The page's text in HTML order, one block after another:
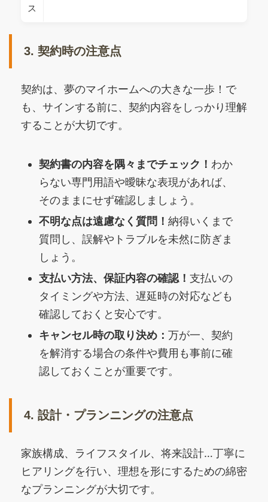
ス
3. 契約時の注意点
契約は、夢のマイホームへの大きな一歩！で
も、サインする前に、契約内容をしっかり理解
することが大切です。
契約書の内容を隅々までチェック！ わか
らない専門用語や曖昧な表現があれば、
そのままにせず確認しましょう。
不明な点は遠慮なく質問！ 納得いくまで
質問し、誤解やトラブルを未然に防ぎま
しょう。
支払い方法、保証内容の確認！ 支払いの
タイミングや方法、遅延時の対応なども
確認しておくと安心です。
キャンセル時の取り決め： 万が一、契約
を解消する場合の条件や費用も事前に確
認しておくことが重要です。
4. 設計・プランニングの注意点
家族構成、ライフスタイル、将来設計…丁寧に
ヒアリングを行い、理想を形にするための綿密
なプランニングが大切です。